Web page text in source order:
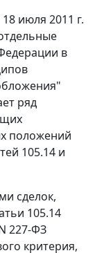
июля 2011 г.
в
ряд
положений
105.14 и
сделок,
105.14
227-ФЗ
критерия,